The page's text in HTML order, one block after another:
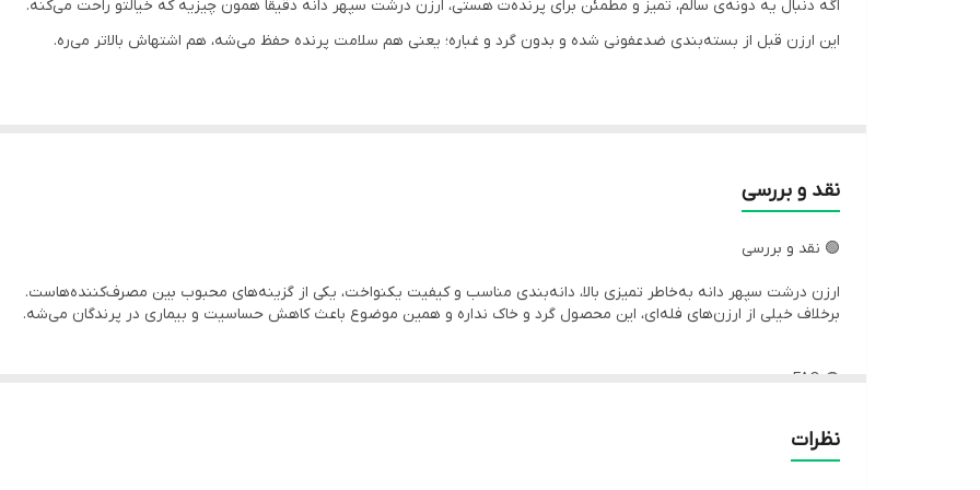
اگه دنبال یه دونه‌ی سالم، تمیز و مطمئن برای پرنده‌ت هستی، ارزن درشت سپهر دانه دقیقاً همون چیزیه که خیالتو راحت می‌کنه.
این ارزن قبل از بسته‌بندی ضدعفونی شده و بدون گرد و غباره؛ یعنی هم سلامت پرنده حفظ می‌شه، هم اشتهاش بالاتر می‌ره.
ارزن درشت سپهر دانه یکی از باکیفیت‌ترین دانه‌های مصرفی پرندگان زینتیه که با فرآیند پاک‌سازی و ضدعفونی بهداشتی آماده شده.
دونه‌ها یکدست، خوش‌رنگ و بدون ناخالصی هستن و همین موضوع باعث می‌شه پرنده با میل بیشتری تغذیه کنه.
اگه سلامت گوارش، شادابی و پرریزی منظم پرنده‌ت برات مهمه، این محصول یه انتخاب مطمئنه که خیلی از پرورش‌دهنده‌های
۱۰۰٪ ارزن درشت طبیعی
نقد و بررسی
🟢 نقد و بررسی
ارزن درشت سپهر دانه به‌خاطر تمیزی بالا، دانه‌بندی مناسب و کیفیت یکنواخت، یکی از گزینه‌های محبوب بین مصرف‌کننده‌هاست.
برخلاف خیلی از ارزن‌های فله‌ای، این محصول گرد و خاک نداره و همین موضوع باعث کاهش حساسیت و بیماری در پرندگان می‌شه.
🟢 FAQ
بله، کاملاً مناسب قناری، فنچ، سهره و طوطی‌سانان کوچک است.
❓ نیازی به شستشو قبل مصرف هست؟
نظرات